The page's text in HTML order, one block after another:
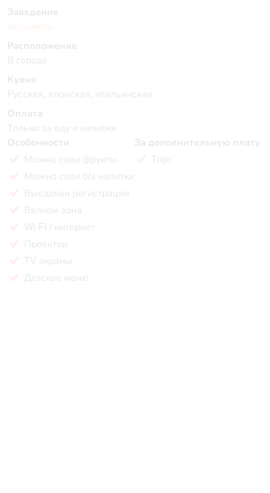
Заведение
Расположение
В городе
Кухня
Русская, японская, итальянская
Оплата
Только за еду и напитки
Особенности
Можно свои фрукты
Можно свои б/а напитки
Выездная регистрация
Велком зона
Wi-Fi / интернет
Проектор
TV экраны
Детское меню
За дополнительную плату
Торт